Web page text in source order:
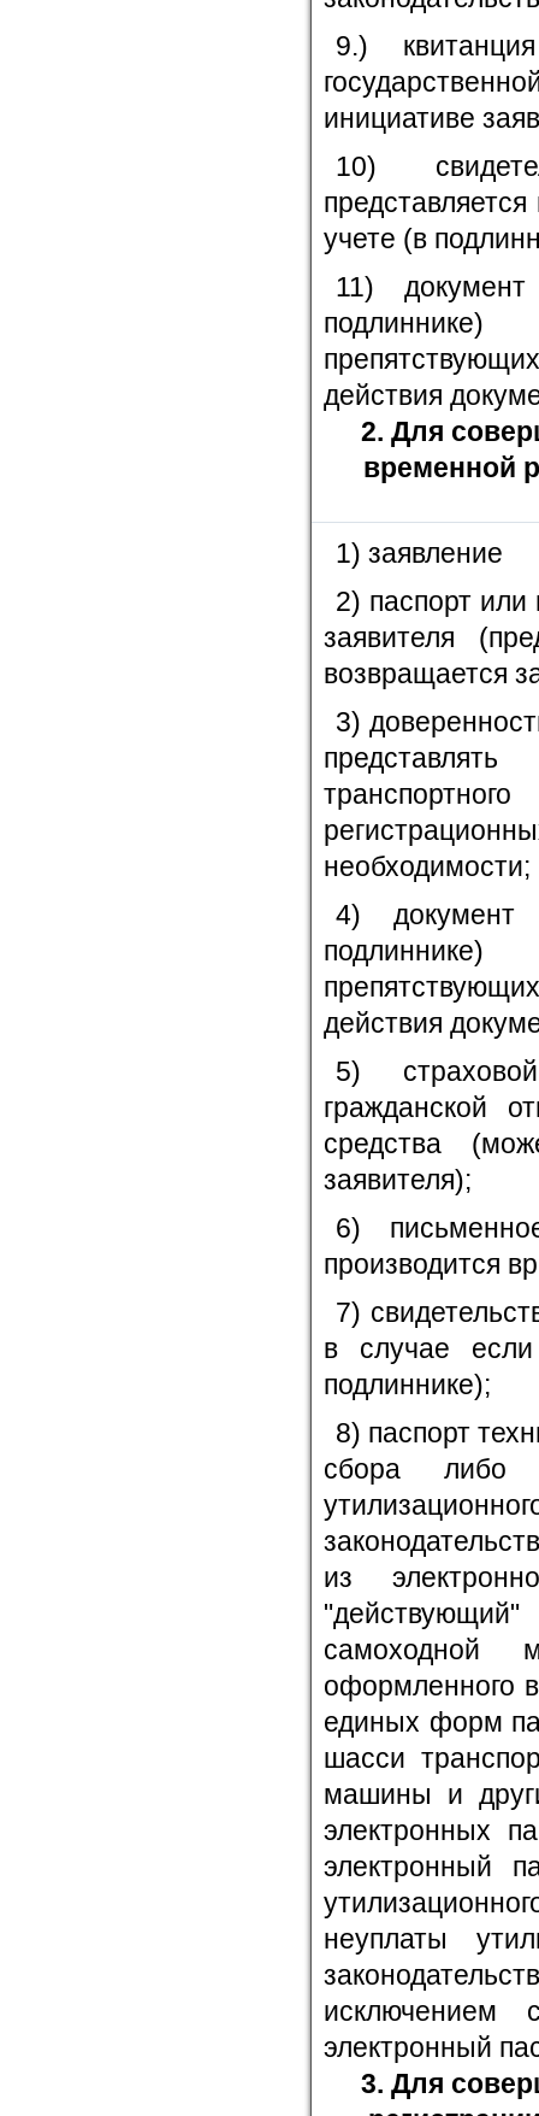
9.)
инициативе
10)
учете (в
11)
действия
2. Для
временной
1) заявление
2) паспорт
заявителя
возвращается
3)
необходимости;
4)
действия
5)
гражданской
средства
заявителя);
6)
производится
7)
в случае
подлиннике);
8) паспорт
сбора либо
из
самоходной
оформленного
единых форм
шасси
машины и
электронных
электронный
неуплаты
исключением
электронный
3. Для